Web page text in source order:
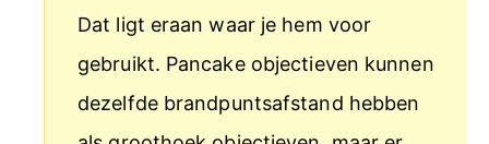
Dat ligt eraan waar je hem voor
gebruikt. Pancake objectieven kunnen
dezelfde brandpuntsafstand hebben